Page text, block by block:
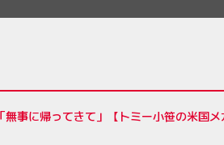
事に帰ってきて」【トミー小笹の米国メ